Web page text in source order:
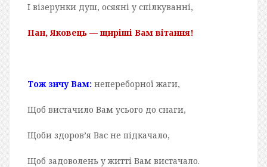
І візерунки душ, осяяні у спілкуванні,
Пан, Яковець — щиріші Вам вітання!
Тож зичу Вам: непереборної жаги,
Щоб вистачило Вам усього до снаги,
Щоби здоров’я Вас не підкачало,
Щоб задоволень у житті Вам вистачало.